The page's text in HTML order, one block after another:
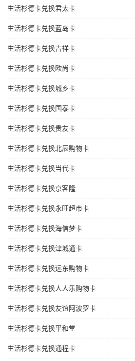
生活杉德卡兑换君太卡
生活杉德卡兑换蓝岛卡
生活杉德卡兑换吉祥卡
生活杉德卡兑换欧尚卡
生活杉德卡兑换城乡卡
生活杉德卡兑换国泰卡
生活杉德卡兑换贵友卡
生活杉德卡兑换北辰购物卡
生活杉德卡兑换当代卡
生活杉德卡兑换京客隆
生活杉德卡兑换永旺超市卡
生活杉德卡兑换海信梦卡
生活杉德卡兑换津城通卡
生活杉德卡兑换远东购物卡
生活杉德卡兑换人人乐购物卡
生活杉德卡兑换友谊阿波罗卡
生活杉德卡兑换平和堂
生活杉德卡兑换通程卡